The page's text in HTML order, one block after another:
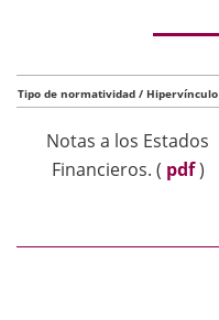
Tipo de normatividad / Hipervínculo
Notas a los Estados
Financieros. ( pdf )